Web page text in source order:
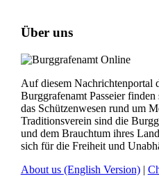
Über uns
Auf diesem Nachrichtenportal
Burggrafenamt Passeier
das Schützenwesen rund um
Traditionsverein sind die
und dem Brauchtum ihres
sich für die Freiheit und
About us (English Version)|